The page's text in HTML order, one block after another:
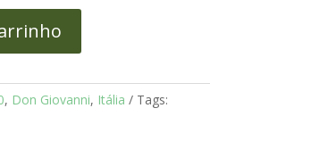
, Don Giovanni, Itália
Tags: